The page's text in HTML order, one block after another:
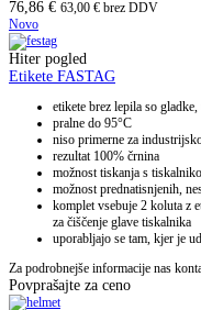
76,86 € 63,00 € brez DDV
Novo
Hiter pogled
Etikete FASTAG
etikete brez lepila so
pralne do 95°C
niso primerne za
rezultat 100% črnina
možnost tiskanja s
možnost prednatisnjenih,
komplet vsebuje 2 koluta z
za čiščenje glave tiskalnika
uporabljajo se tam, kjer je
Za podrobnejše informacije nas
Povprašajte za ceno